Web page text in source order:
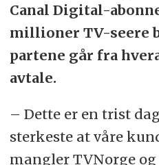
Canal Digital-
millioner TV-seere
partene går fra
avtale.
– Dette er en trist
sterkeste at våre
mangler TVNorge